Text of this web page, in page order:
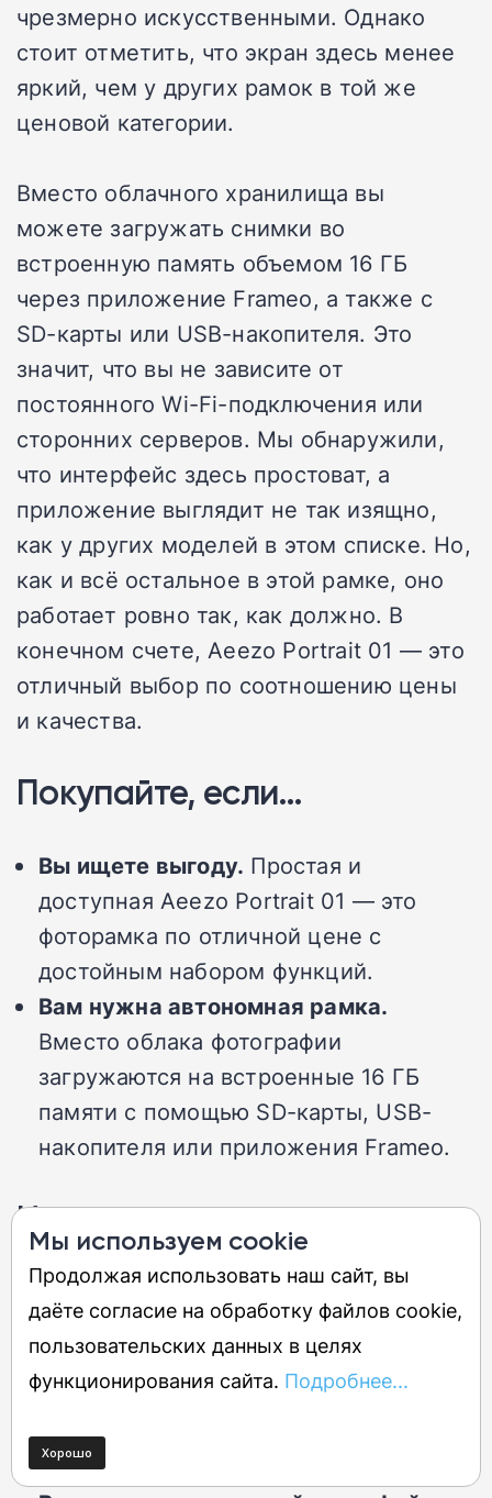
чрезмерно искусственными. Однако
стоит отметить, что экран здесь менее
яркий, чем у других рамок в той же
ценовой категории.
Вместо облачного хранилища вы
можете загружать снимки во
встроенную память объемом 16 ГБ
через приложение Frameo, а также с
SD-карты или USB-накопителя. Это
значит, что вы не зависите от
постоянного Wi-Fi-подключения или
сторонних серверов. Мы обнаружили,
что интерфейс здесь простоват, а
приложение выглядит не так изящно,
как у других моделей в этом списке. Но,
как и всё остальное в этой рамке, оно
работает ровно так, как должно. В
конечном счете, Aeezo Portrait 01 — это
отличный выбор по соотношению цены
и качества.
Покупайте, если…
Вы ищете выгоду. Простая и
доступная Aeezo Portrait 01 — это
фоторамка по отличной цене с
достойным набором функций.
Вам нужна автономная рамка.
Вместо облака фотографии
загружаются на встроенные 16 ГБ
памяти с помощью SD-карты, USB-
накопителя или приложения Frameo.
Не покупайте, если…
Вы хотите рамку с уникальным
дизайном.Из-за типичного
пластикового корпуса и неустойчивой
подставки Aeezo Portrait 01 выглядит
не так изящно, как другие модели из
нашего списка.
Мы используем cookie
Продолжая использовать наш сайт, вы
даёте согласие на обработку файлов cookie,
пользовательских данных в целях
функционирования сайта. Подробнее...